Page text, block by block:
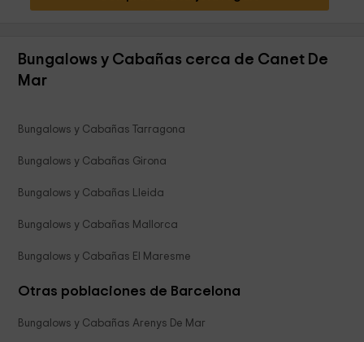
Bungalows y Cabañas cerca de Canet De
Mar
Bungalows y Cabañas Tarragona
Bungalows y Cabañas Girona
Bungalows y Cabañas Lleida
Bungalows y Cabañas Mallorca
Bungalows y Cabañas El Maresme
Otras poblaciones de Barcelona
Bungalows y Cabañas Arenys De Mar